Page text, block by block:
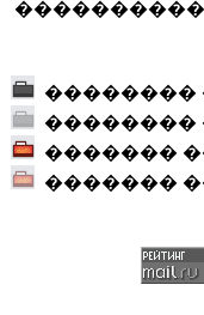
��������
��������
�������
�������